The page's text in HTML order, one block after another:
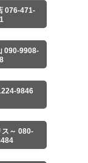
076-471-
090-9908-
9846
ス～ 080-